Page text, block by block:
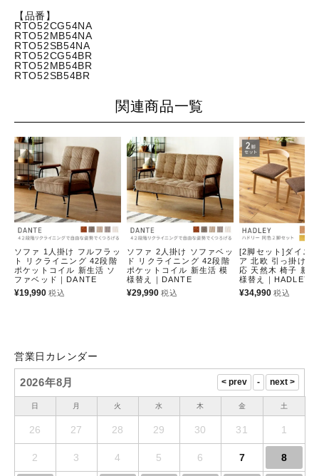
【品番】
RTO52CG54NA
RTO52MB54NA
RTO52SB54NA
RTO52CG54BR
RTO52MB54BR
RTO52SB54BR
関連商品一覧
ソファ 1人掛け フルフラッ
ト リクライニング 42段階
ポケットコイル 新生活 ソ
ファベッド｜DANTE
¥19,990 税込
ソファ 2人掛け ソファベッ
ド リクライニング 42段階
ポケットコイル 新生活 模
様替え｜DANTE
¥29,990 税込
[2脚セット]ダイニ
ア 北欧 引っ掛け
応 天然木 椅子 新
様替え｜HADLEY
¥34,990 税込
営業日カレンダー
2026年8月
日 月 火 水 木 金 土
26 27 28 29 30 31 1
2 3 4 5 6 7 8